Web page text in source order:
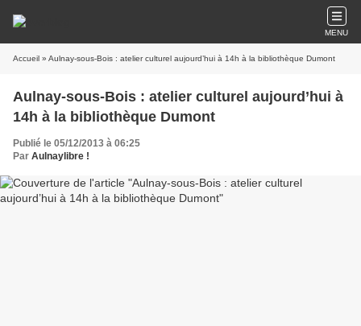
MENU
Accueil » Aulnay-sous-Bois : atelier culturel aujourd’hui à 14h à la bibliothèque Dumont
Aulnay-sous-Bois : atelier culturel aujourd’hui à
14h à la bibliothèque Dumont
Publié le 05/12/2013 à 06:25
Par Aulnaylibre !